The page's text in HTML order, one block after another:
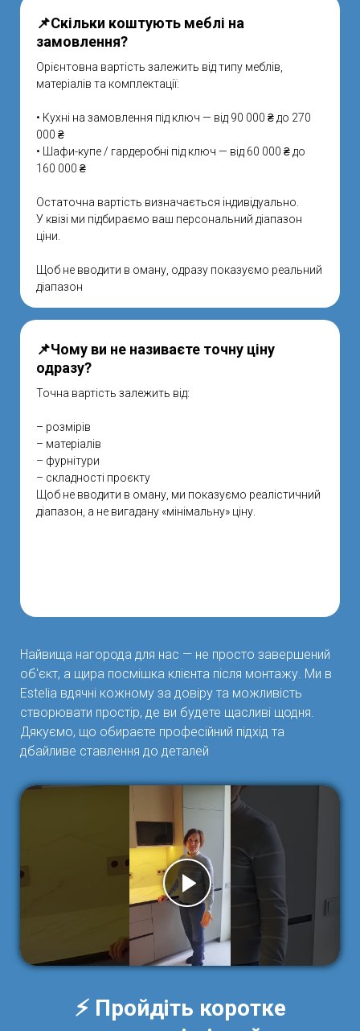
📌Скільки коштують меблі на
замовлення?
Орієнтовна вартість залежить від типу меблів,
матеріалів та комплектації:
• Кухні на замовлення під ключ — від 90 000 ₴ до 270
000 ₴
• Шафи-купе / гардеробні під ключ — від 60 000 ₴ до
160 000 ₴
Остаточна вартість визначається індивідуально.
У квізі ми підбираємо ваш персональний діапазон
ціни.
Щоб не вводити в оману, одразу показуємо реальний
діапазон
📌Чому ви не називаєте точну ціну
одразу?
Точна вартість залежить від:
– розмірів
– матеріалів
– фурнітури
– складності проєкту
Щоб не вводити в оману, ми показуємо реалістичний
діапазон, а не вигадану «мінімальну» ціну.
Найвища нагорода для нас — не просто завершений
об'єкт, а щира посмішка клієнта після монтажу. Ми в
Estelia вдячні кожному за довіру та можливість
створювати простір, де ви будете щасливі щодня.
Дякуємо, що обираєте професійний підхід та
дбайливе ставлення до деталей
⚡ Пройдіть коротке